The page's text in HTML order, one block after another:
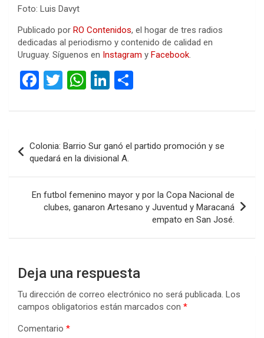
Foto: Luis Davyt
Publicado por RO Contenidos, el hogar de tres radios
dedicadas al periodismo y contenido de calidad en
Uruguay. Síguenos en Instagram y Facebook
F
ce
o
o
k
T
tt
W
at
A
p
p
Li
ke
n
m
ar
tir
de
entradas
Colonia: Barrio Sur ganó el partido promoción y se
quedará en la divisional A.
En futbol femenino mayor y por la Copa Nacional de
clubes, ganaron Artesano y Juventud y Maracaná
empato en San José.
Deja una respuesta
Tu dirección de correo electrónico no será publicada. Los
campos obligatorios están marcados con *
Comentario *